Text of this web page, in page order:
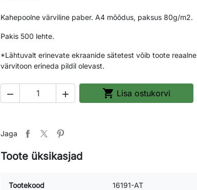
Kahepoolne värviline paber. A4 mõõdus, paksus 80g/m2.
Pakis 500 lehte.
*Lähtuvalt erinevate ekraanide sätetest võib toote reaalne
värvitoon erineda pildil olevast.
   Lisa ostukorvi
Jaga
Toote üksikasjad
Tootekood 16191-AT